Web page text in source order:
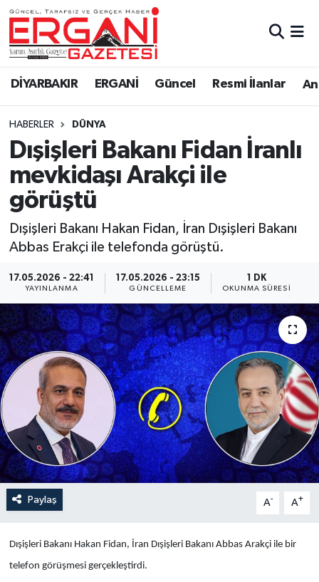
DİYARBAKIR ERGANİ Güncel Resmi İlanlar
HABERLER DÜNYA
Dışişleri Bakanı Fidan İranlı
mevkidaşı Arakçi ile
görüştü
Dışişleri Bakanı Hakan Fidan, İran Dışişleri Bakanı
Abbas Erakçi ile telefonda görüştü.
17.05.2026 - 22:41
YAYINLANMA
17.05.2026 - 23:15
GÜNCELLEME
1 DK
OKUNMA SÜRESI
Paylaş A- A+
Dışişleri Bakanı Hakan Fidan, İran Dışişleri Bakanı Abbas Arakçi ile bir
telefon görüşmesi gerçekleştirdi.
DİYARBAKIR
BİSMİL
BAĞLAR
ERGANİ
Güncel
Eği̇ti̇m
Resmi İlanlar
Sağlık
Si̇yaset
Spor
Yaşam
Anali̇z
Bi̇li̇m & Teknoloji̇
Dünya
Eği̇ti̇m
Ergani Nöbetçi Eczaneler
Ergani Hava Durumu
Ergani Trafik Yoğunluk Haritası
Süper Lig Puan Durumu ve Fikstür
Tüm Manşetler
Son Dakika Haberleri
Haber Arşivi